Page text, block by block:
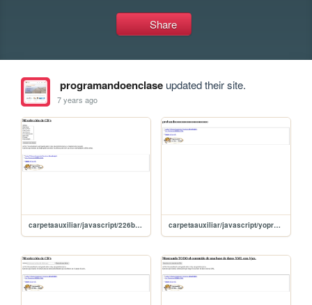
Share
programandoenclaseupdated their site.
7 years ago
carpetaauxiliar/javascript/226buscoArtistaConDesplegable carpetaauxiliar/javascript/yopruebo